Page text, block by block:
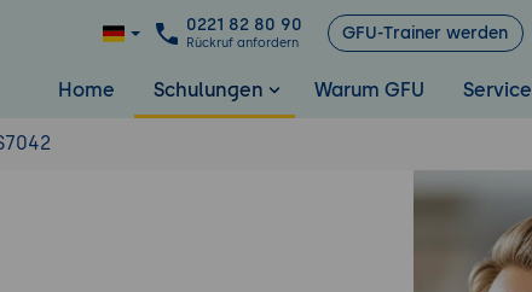
0221 82 80 90
Rückruf anfordern GFU-Trainer werden
Home Schulungen Warum GFU Service